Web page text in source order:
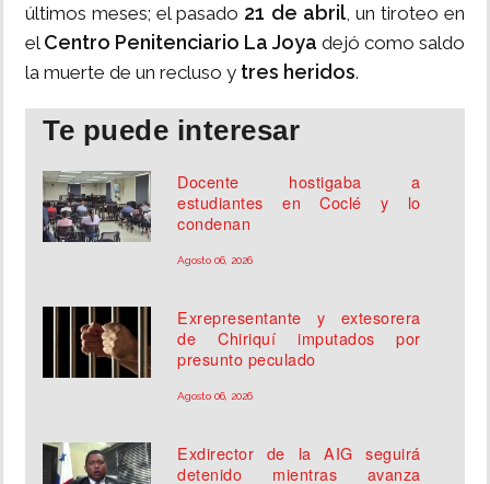
últimos meses; el pasado 21 de abril, un tiroteo en
el Centro Penitenciario La Joya dejó como saldo
la muerte de un recluso y tres heridos.
Te puede interesar
Docente hostigaba a
estudiantes en Coclé y lo
condenan
Agosto 06, 2026
Exrepresentante y extesorera
de Chiriquí imputados por
presunto peculado
Agosto 06, 2026
Exdirector de la AIG seguirá
detenido mientras avanza